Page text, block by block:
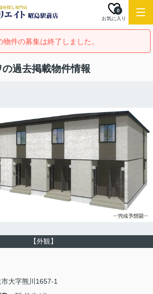
お気に入り
0
物件の募集は終了しました。
過去掲載物件情報
【外観】
大字熊川1657-1